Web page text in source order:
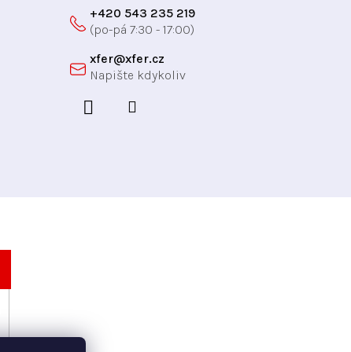
xfer@xfer.cz
+420 543 235 219